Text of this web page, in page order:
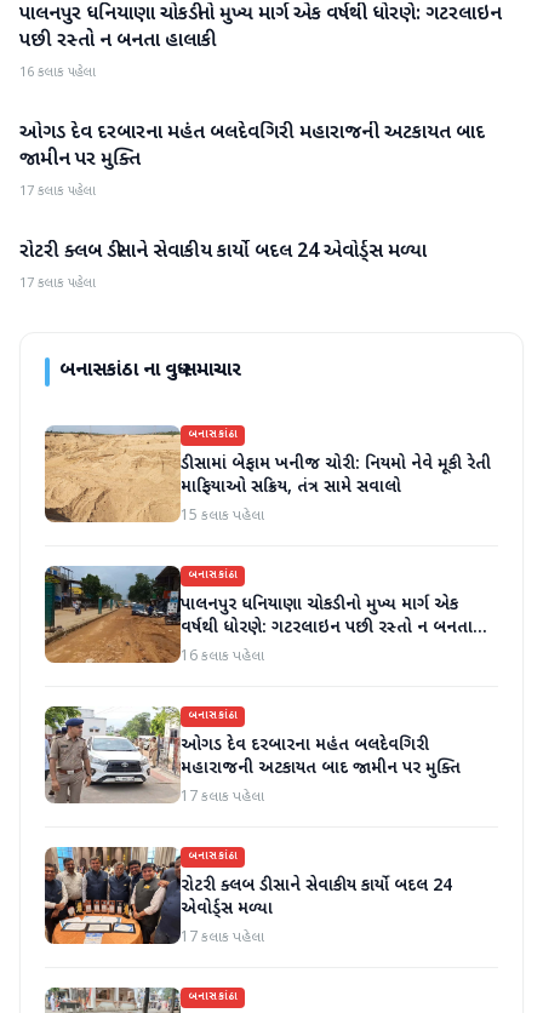
બનાસકાંઠા
પાલનપુર ધનિયાણા ચોકડીનો મુખ્ય માર્ગ એક વર્ષથી ધોરણે: ગટરલાઇન
પછી રસ્તો ન બનતા હાલાકી
16 કલાક પહેલા
બનાસકાંઠા
ઓગડ દેવ દરબારના મહંત બલદેવગિરી મહારાજની અટકાયત બાદ
જામીન પર મુક્તિ
17 કલાક પહેલા
બનાસકાંઠા
રોટરી ક્લબ ડીસાને સેવાકીય કાર્યો બદલ 24 એવોર્ડ્સ મળ્યા
17 કલાક પહેલા
બનાસકાંઠાના વધુ સમાચાર
બનાસકાંઠા
ડીસામાં બેફામ ખનીજ ચોરી: નિયમો નેવે મૂકી રેતી
માફિયાઓ સક્રિય, તંત્ર સામે સવાલો
15 કલાક પહેલા
બનાસકાંઠા
પાલનપુર ધનિયાણા ચોકડીનો મુખ્ય માર્ગ એક
વર્ષથી ધોરણે: ગટરલાઇન પછી રસ્તો ન બનતા
હાલાકી
16 કલાક પહેલા
બનાસકાંઠા
ઓગડ દેવ દરબારના મહંત બલદેવગિરી
મહારાજની અટકાયત બાદ જામીન પર મુક્તિ
17 કલાક પહેલા
બનાસકાંઠા
રોટરી ક્લબ ડીસાને સેવાકીય કાર્યો બદલ 24
એવોર્ડ્સ મળ્યા
17 કલાક પહેલા
બનાસકાંઠા